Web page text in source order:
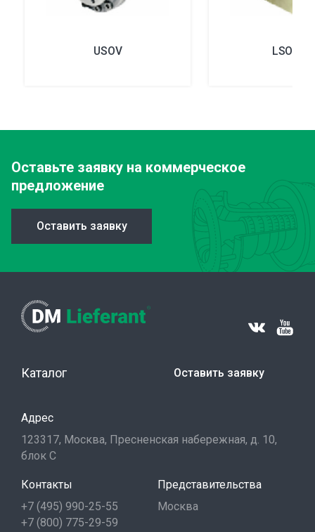
USOV LSOV25
Оставьте заявку на коммерческое
предложение
Оставить заявку
Каталог Оставить заявку
Адрес
123317, Москва, Пресненская набережная, д. 10,
блок С
Контакты
+7 (495) 990-25-55
+7 (800) 775-29-59
Представительства
Москва